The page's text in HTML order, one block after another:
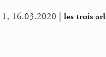
1, 16.03.2020 |les trois